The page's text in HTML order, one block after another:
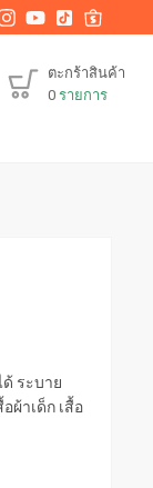
ตะกร้าสินค้า
0 รายการ
ระบาย
ผ้าเด็ก เสื้อ